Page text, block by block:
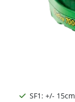
SF1: +/- 15cm